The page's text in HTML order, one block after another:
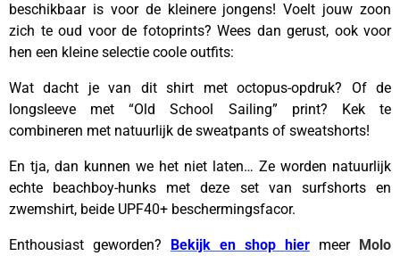
beschikbaar is voor de kleinere jongens! Voelt jouw zoon
zich te oud voor de fotoprints? Wees dan gerust, ook voor
hen een kleine selectie coole outfits:
Wat dacht je van dit shirt met octopus-opdruk? Of de
longsleeve met “Old School Sailing” print? Kek te
combineren met natuurlijk de sweatpants of sweatshorts!
En tja, dan kunnen we het niet laten… Ze worden natuurlijk
echte beachboy-hunks met deze set van surfshorts en
zwemshirt, beide UPF40+ beschermingsfacor.
Enthousiast geworden? Bekijk en shop hier meer Molo